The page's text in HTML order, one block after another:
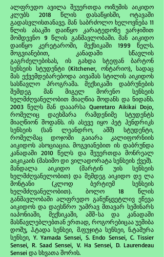
ალფრედო ავილა შეუერთდა ოიზუმის აიკიდო
კლუბს 2018 წლის დასაწყისში, ოტავაში
გადასვლისთანავე. მან საბრძოლო ხელოვნება 11
წლის ასაკში დაიწყო კარატედოზე ვარჯიშით
მომდევნო 9 წლის განმავლობაში. მან აიკიდო
დაიწყო კერეტაროში, მექსიკაში 1999 წელს.
მოგვიანებით, კანადაში სწავლის
გაგრძელებისას, ის გახდა სტეფან ბარტონ
სენსეის სტუდენტი (Kitchener, ონტარიო), სადაც
მას ექვემდებარებოდა აივამას სტილის აიკიდოს
სასწავლო პროგრამა. მექსიკაში დაბრუნების
შემდეგ მან მიგელ მორენო სენსეის
ხელმძღვანელობით მიაღწია შოდანს და ნიდანს.
2003 წელს მან დააარსა Queretaro Aikikai Dojo,
რომელიც დაეხმარა რამდენიმე სტუდენტს
მიაღწიონ შოდანს. ის ასევე იყო პეტ ჰენდრიკს
სენსეის (სან ლეანდრო, აშშ) სტუდენტი,
რომელმაც დოჯოში გაიარა კალიფორნიის
აიკიდოს ასოციაცია. მოგვიანებით ის დაბრუნდა
კანადაში 2010 წელს და შეუერთდა მონრეალ
აიკიკაის (მასიმო დი ვილადორატა სენსეის ქვეშ).
მანდალა აიკიდო (მარტინ უის სენსეის
ხელმძღვანელობით) და შემდეგ აიკიდო დე ლა
მონტანი (კლოდ ბერტიუმ სენსეის
ხელმძღვანელობით). ბოლო 18 წლის
განმავლობაში ალფრედო განუწყვეტლივ ეწევა
აიკიდოს და დაესწრო უამრავ მთავარ სემინარს
იაპონიაში, მექსიკაში, აშშ-სა და კანადაში
მასწავლებლებთან ერთად, როგორებიცაა უეშიბა
დოშუ, ჰ.ტადა სენსეი, მ.ფუჯიტა სენსეი, ნ.ტამურა
სენსეი, Y. Yamada Sensei, S. Endo Sensei, C. Tissier
Sensei, R. Saad Sensei, V. Ha Sensei, D. Laurendeau
Sensei და სხვათა შორის.